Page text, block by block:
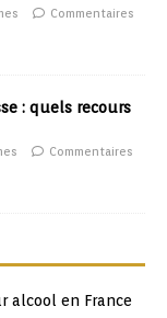
Commentaires
: quels recours
Commentaires
alcool en France